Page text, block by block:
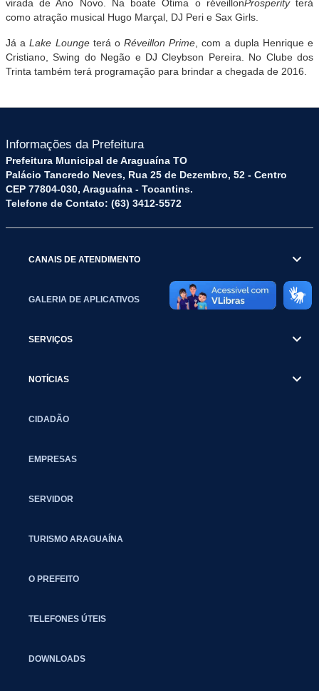
virada de Ano Novo. Na boate Ótima o réveillonProsperityterá
como atração musical Hugo Marçal, DJ Peri e Sax Girls.
Já aLake Loungeterá oRéveillon Prime , com a dupla Henrique e
Cristiano, Swing do Negão e DJ Cleybson Pereira. No Clube dos
Trinta também terá programação para brindar a chegada de 2016.
Informações da Prefeitura
Prefeitura Municipal de Araguaína TO
Palácio Tancredo Neves, Rua 25 de Dezembro, 52 - Centro
CEP 77804-030, Araguaína - Tocantins.
Telefone de Contato: (63) 3412-5572
CANAIS DE ATENDIMENTO
GALERIA DE APLICATIVOS
SERVIÇOS
NOTÍCIAS
CIDADÃO
EMPRESAS
SERVIDOR
TURISMO ARAGUAÍNA
O PREFEITO
TELEFONES ÚTEIS
DOWNLOADS